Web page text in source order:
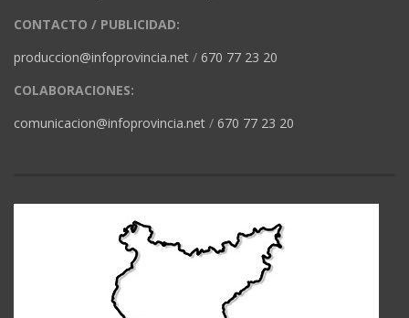
CONTACTO / PUBLICIDAD:
produccion@infoprovincia.net / 670 77 23 20
COLABORACIONES:
comunicacion@infoprovincia.net / 670 77 23 20